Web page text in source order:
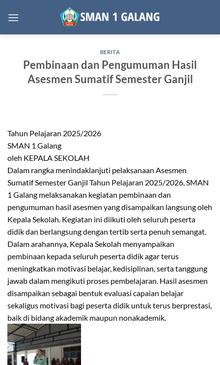
BERITA
Pembinaan dan Pengumuman Hasil
Asesmen Sumatif Semester Ganjil
Tahun Pelajaran 2025/2026
SMAN 1 Galang
oleh KEPALA SEKOLAH
Dalam rangka menindaklanjuti pelaksanaan Asesmen
Sumatif Semester Ganjil Tahun Pelajaran 2025/2026, SMAN
1 Galang melaksanakan kegiatan pembinaan dan
pengumuman hasil asesmen yang disampaikan langsung oleh
Kepala Sekolah. Kegiatan ini diikuti oleh seluruh peserta
didik dan berlangsung dengan tertib serta penuh semangat.
Dalam arahannya, Kepala Sekolah menyampaikan
pembinaan kepada seluruh peserta didik agar terus
meningkatkan motivasi belajar, kedisiplinan, serta tanggung
jawab dalam mengikuti proses pembelajaran. Hasil asesmen
disampaikan sebagai bentuk evaluasi capaian belajar
sekaligus motivasi bagi peserta didik untuk terus berprestasi,
baik di bidang akademik maupun nonakademik.